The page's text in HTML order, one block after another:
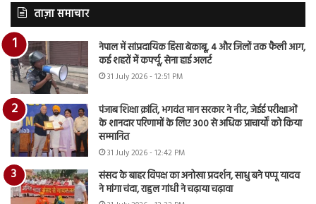
ताज़ा समाचार
नेपाल में सांप्रदायिक हिंसा बेकाबू, 4 और जिलों तक फैली आग,
कई शहरों में कर्फ्यू, सेना हाई अलर्ट
31 July 2026 - 12:51 PM
पंजाब शिक्षा क्रांति, भगवंत मान सरकार ने नीट, जेईई परीक्षाओं
के शानदार परिणामों के लिए 300 से अधिक प्राचार्यों को किया
सम्मानित
31 July 2026 - 12:42 PM
संसद के बाहर विपक्ष का अनोखा प्रदर्शन, साधु बने पप्पू यादव
ने मांगा चंदा, राहुल गांधी ने चढ़ाया चढ़ावा